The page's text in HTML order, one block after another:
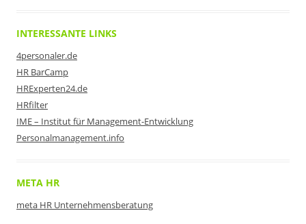
INTERESSANTE LINKS
4personaler.de
HR BarCamp
HRExperten24.de
HRfilter
IME – Institut für Management-Entwicklung
Personalmanagement.info
META HR
meta HR Unternehmensberatung